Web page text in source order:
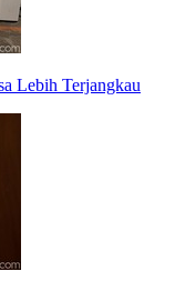
Lebih Terjangkau